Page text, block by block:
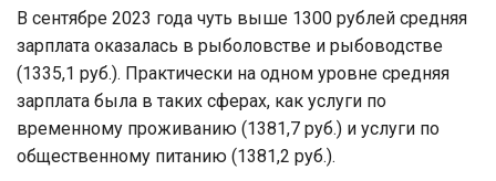
В сентябре 2023 года чуть выше 1300 рублей средняя
зарплата оказалась в рыболовстве и рыбоводстве
(1335,1 руб.). Практически на одном уровне средняя
зарплата была в таких сферах, как услуги по
временному проживанию (1381,7 руб.) и услуги по
общественному питанию (1381,2 руб.).